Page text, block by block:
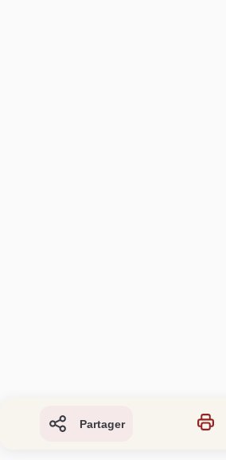
Partager